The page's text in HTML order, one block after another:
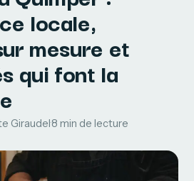
locale,
mesure et
qui font la
Giraudel·8 min de lecture